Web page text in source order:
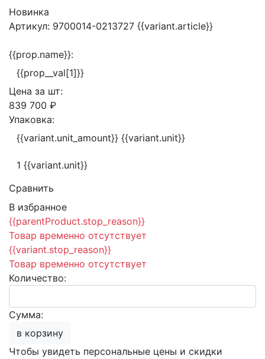
Новинка
Артикул: 9700014-0213727 {{variant.article}}
{{prop.name}}:
{{prop__val[1]}}
Цена за шт:
839 700 ₽
Упаковка:
{{variant.unit_amount}} {{variant.unit}}
1 {{variant.unit}}
Сравнить
В избранное
{{parentProduct.stop_reason}}
Товар временно отсутствует
{{variant.stop_reason}}
Товар временно отсутствует
Количество:
Сумма:
в корзину
Чтобы увидеть персональные цены и скидки